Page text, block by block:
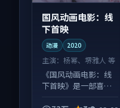
国风动画电影：线
下首映
动漫 2020
主演： 杨幂、堺雅人 等
《国风动画电影：线
下首映》是一部喜剧